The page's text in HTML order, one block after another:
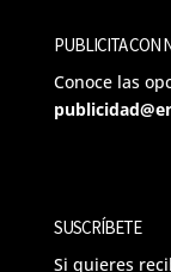
PUBLICITA CON
Conoce las
SUSCRÍBETE
Si quieres